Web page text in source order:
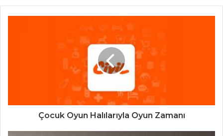
Çocuk Oyun Halılarıyla Oyun Zamanı